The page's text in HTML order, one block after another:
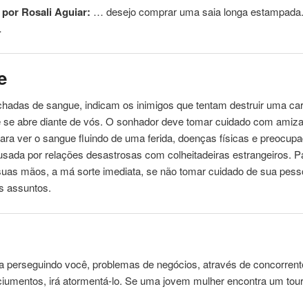
Rosali Aguiar: … desejo comprar umasaia longa
de sangue, indicam os inimigos que tentam destruir uma
abre diante de vós. O sonhador deve tomar cuidado com
ver o sangue fluindo de umaferida, doenças físicas e
por relações desastrosas com colheitadeiras estrangeiros.
mãos, a má sorte imediata, se não tomar cuidado de sua
assuntos.
perseguindo você, problemas de negócios, através de
irá atormentá-lo. Se uma jovem mulher encontra um